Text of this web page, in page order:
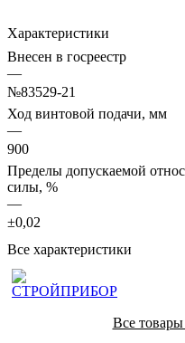
Характеристики
Внесен в госреестр
—
№83529-21
Ход винтовой подачи, мм
—
900
Пределы допускаемой
силы, %
—
±0,02
Все характеристики
Все